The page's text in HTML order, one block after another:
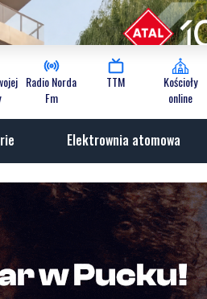
Radio Norda
Fm
TTM
Kościoły
online
Elektrownia atomowa